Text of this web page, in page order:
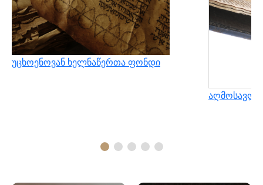
უცხოენოვან ხელნაწერთა ფონდი